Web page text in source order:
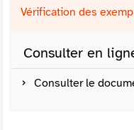
Vérification des
Consulter en
Consulter le